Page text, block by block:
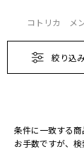
コトリカ メン
絞り込み
条件に一致する商
お手数ですが、検